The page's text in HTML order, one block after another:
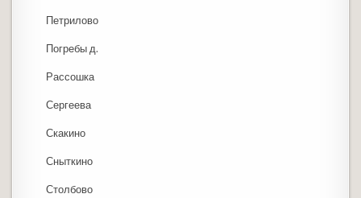
Петрилово
Погребы д.
Рассошка
Сергеева
Скакино
Сныткино
Столбово